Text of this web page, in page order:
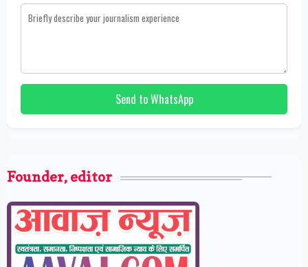
Send to WhatsApp
Founder, editor